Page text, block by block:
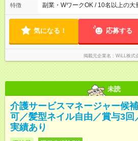
9時～18時（休憩60分） 夜勤／22時
りなど、ご希望の働き方をお気軽
特徴 副業・WワークOK / 10名以上の大
気になる！ 応募する
掲載元企業名 WiLL株式
未読
介護サービスマネージャー候
可／髪型ネイル自由／賞与3
実績あり